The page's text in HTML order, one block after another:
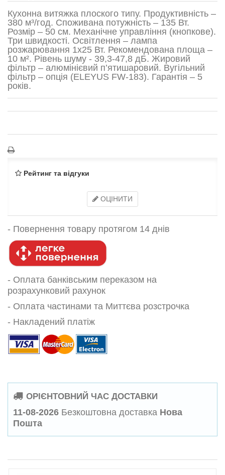
Кухонна витяжка плоского типу. Продуктивність –
380 м³/год. Споживана потужність – 135 Вт.
Розмір – 50 см. Механічне управління (кнопкове).
Три швидкості. Освітлення – лампа
розжарювання 1x25 Вт. Рекомендована площа –
10 м². Рівень шуму - 39,3-47,8 дБ. Жировий
фільтр – алюмінієвий п’ятишаровий. Вугільний
фільтр – опція (ELEYUS FW-183). Гарантія – 5
років.
Рейтинг та відгуки
ОЦІНИТИ
- Повернення товару протягом 14 днів
- Оплата банківським переказом на
розрахунковий рахунок
- Оплата частинами та Миттєва розстрочка
- Накладений платіж
ОРІЄНТОВНИЙ ЧАС ДОСТАВКИ
11-08-2026 Безкоштовна доставка Нова
Пошта